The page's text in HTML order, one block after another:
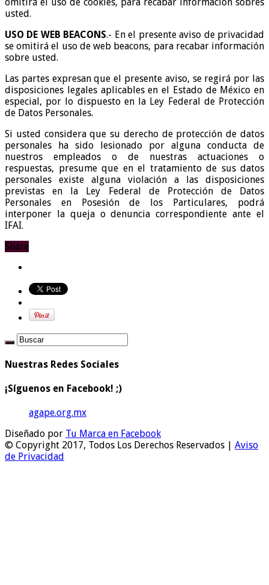
usted.
USO DE WEB BEACONS.- En el presente aviso de privacidad
se omitirá el uso de web beacons, para recabar información
sobre usted.
Las partes expresan que el presente aviso, se regirá por las
disposiciones legales aplicables en el Estado de México en
especial, por lo dispuesto en la Ley Federal de Protección
de Datos Personales.
Si usted considera que su derecho de protección de datos
personales ha sido lesionado por alguna conducta de
nuestros empleados o de nuestras actuaciones o
respuestas, presume que en el tratamiento de sus datos
personales existe alguna violación a las disposiciones
previstas en la Ley Federal de Protección de Datos
Personales en Posesión de los Particulares, podrá
interponer la queja o denuncia correspondiente ante el
IFAI.
Share
Nuestras Redes Sociales
¡Síguenos en Facebook! ;)
agape.org.mx
Diseñado por Tu Marca en Facebook
© Copyright 2017, Todos Los Derechos Reservados | Aviso
de Privacidad